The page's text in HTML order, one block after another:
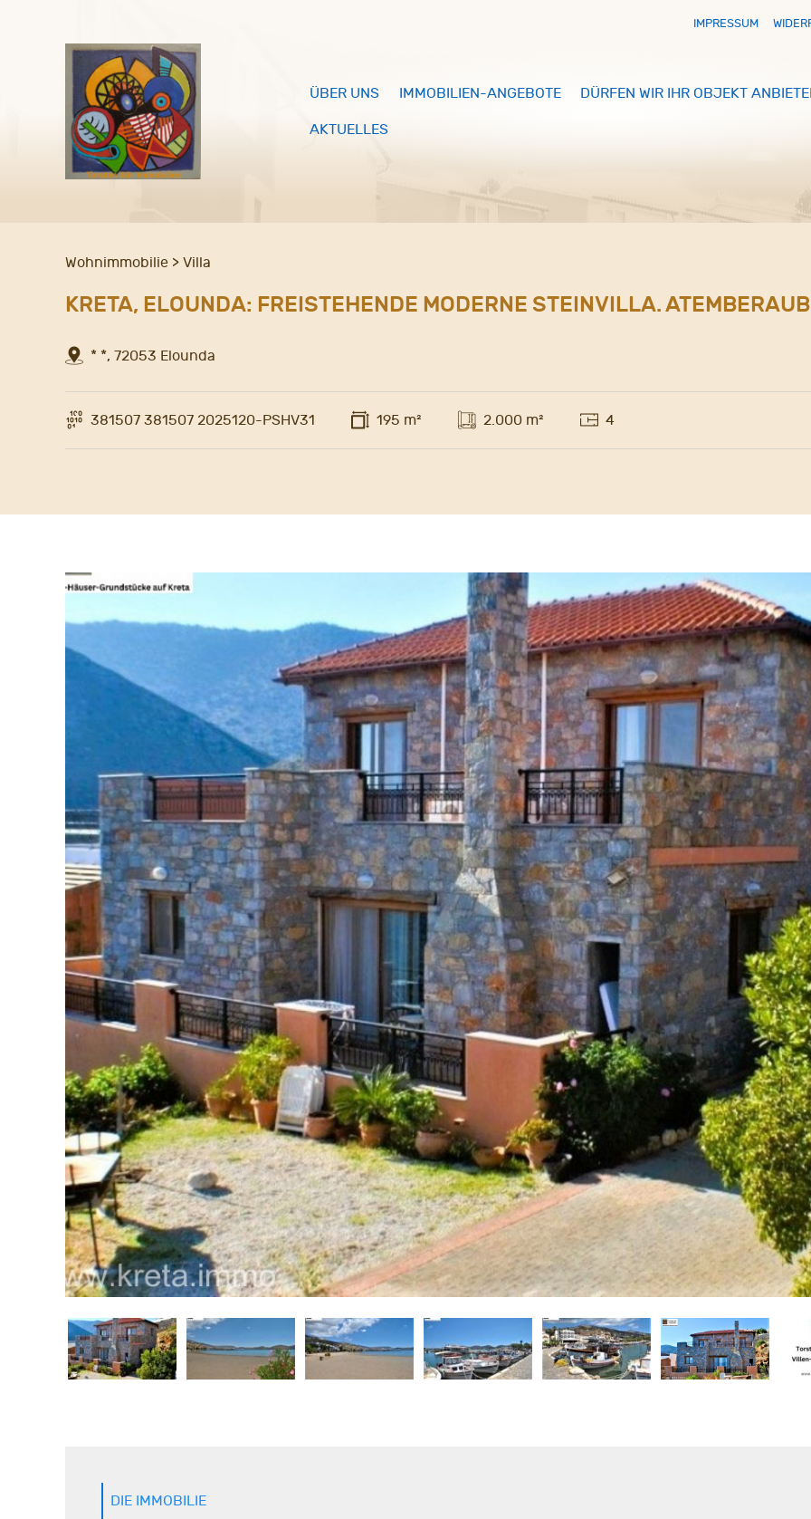
IMPRESSUM
ÜBER UNS IMMOBILIEN-ANGEBOTE DÜRFEN WIR IHR OBJEKT
AKTUELLES
Wohnimmobilie > Villa
KRETA, ELOUNDA: FREISTEHENDE MODERNE STEINVILLA.
* *, 72053 Elounda
381507 381507 2025120-PSHV31 195 m² 2.000 m² 4
DIE IMMOBILIE